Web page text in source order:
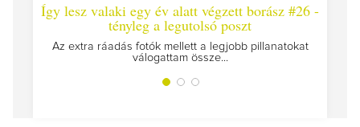
Így lesz valaki egy év alatt végzett borász #26 -
tényleg a legutolsó poszt
Az extra ráadás fotók mellett a legjobb pillanatokat
válogattam össze...